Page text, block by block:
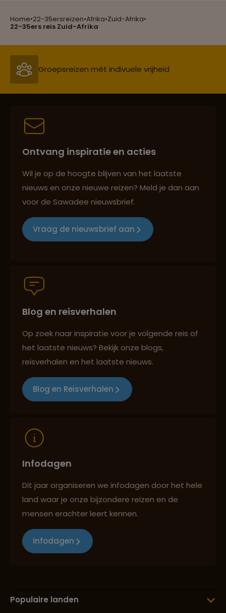
Home•22-35ersreizen•Afrika•Zuid-Afrika•
22-35ers reis Zuid-Afrika
Reizen met oog voor mens, cultuur en milieu
Groepsreizen mét indivuele vrijheid
Persoonlijk en deskundig reisadvies
Reizen met oog voor mens, cultuur en milieu
Persoonlijk en deskundig reisadvies
Best beoordeelde reisroutes
Ontvang inspiratie en acties
Wil je op de hoogte blijven van het laatste
nieuws en onze nieuwe reizen? Meld je dan aan
voor de Sawadee nieuwsbrief.
Vraag de nieuwsbrief aan
Blog en reisverhalen
Op zoek naar inspiratie voor je volgende reis of
het laatste nieuws? Bekijk onze blogs,
reisverhalen en het laatste nieuws.
Blog en Reisverhalen
Infodagen
Dit jaar organiseren we infodagen door het hele
land waar je onze bijzondere reizen en de
mensen erachter leert kennen.
Infodagen
Populaire landen